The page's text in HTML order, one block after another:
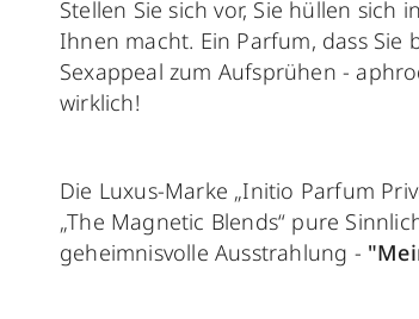
Stellen Sie sich vor, Sie hüllen
Ihnen macht. Ein Parfum, dass
Sexappeal zum Aufsprühen -
wirklich!
Die Luxus-Marke „Initio Parfum
„The Magnetic Blends“ pure
geheimnisvolle Ausstrahlung -